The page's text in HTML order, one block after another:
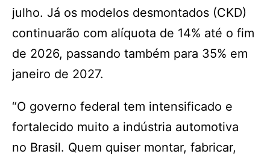
julho. Já os modelos desmontados (CKD)
continuarão com alíquota de 14% até o fim
de 2026, passando também para 35% em
janeiro de 2027.
“O governo federal tem intensificado e
fortalecido muito a indústria automotiva
no Brasil. Quem quiser montar, fabricar,